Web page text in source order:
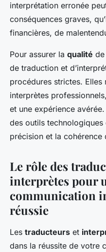
interprétation erronée
conséquences graves,
financières, de
Pour assurer la qualité
de traduction et
procédures strictes.
interprètes
et une expérience
des outils
précision et la cohérence
Le rôle des
interprètes pour
communication
réussie
Les traducteurs et
dans la réussite de votre